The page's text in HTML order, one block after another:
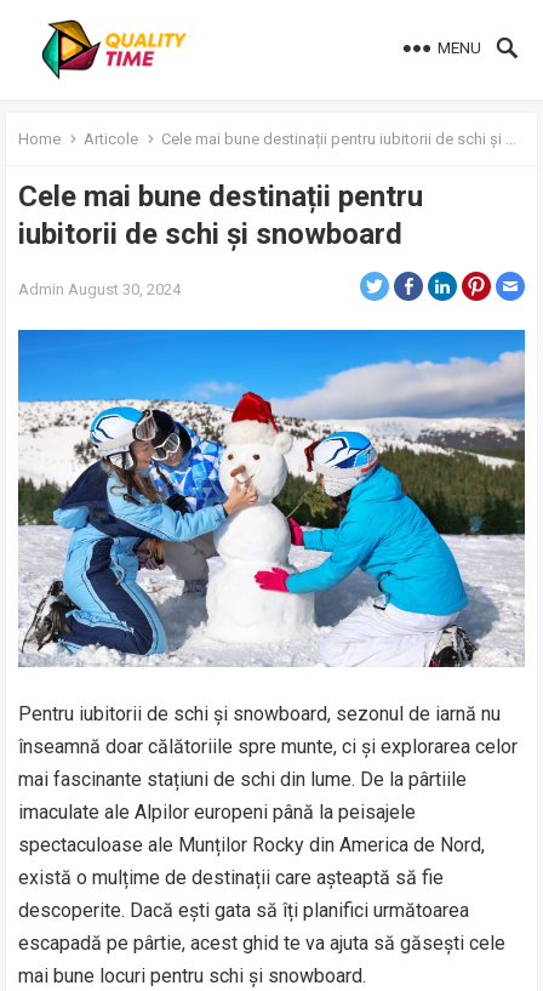
MENU
Home Articole Cele mai bune destinații pentru iubitorii de schi și snowboard
Cele mai bune destinații pentru
iubitorii de schi și snowboard
Admin August 30, 2024
Pentru iubitorii de schi și snowboard, sezonul de iarnă nu
înseamnă doar călătoriile spre munte, ci și explorarea celor
mai fascinante stațiuni de schi din lume. De la pârtiile
imaculate ale Alpilor europeni până la peisajele
spectaculoase ale Munților Rocky din America de Nord,
există o mulțime de destinații care așteaptă să fie
descoperite. Dacă ești gata să îți planifici următoarea
escapadă pe pârtie, acest ghid te va ajuta să găsești cele
mai bune locuri pentru schi și snowboard.